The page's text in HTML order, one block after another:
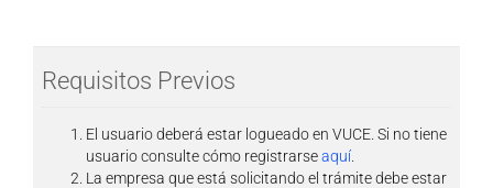
Requisitos Previos
El usuario deberá estar logueado en VUCE. Si no tiene
usuario consulte cómo registrarseaquí.
La empresa que está solicitando el trámite debe estar